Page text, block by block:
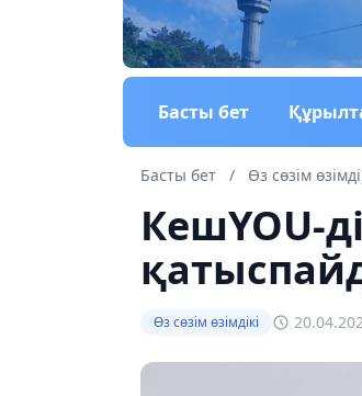
Басты бет
Басты бет / Өз сөзім
КешYOU-
Өз сөзім өзімдікі